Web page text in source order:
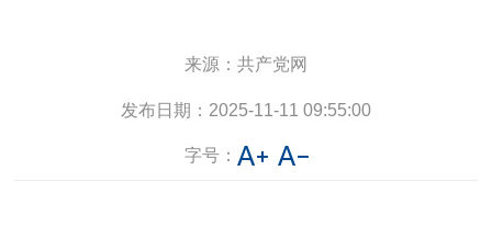
来源： 共产党网
发布日期： 2025-11-11 09:55:00
字号：